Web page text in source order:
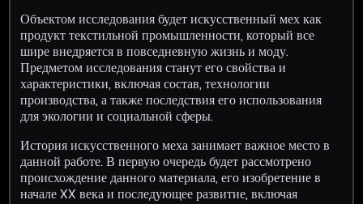
Объектом исследования будет искусственный мех как
продукт текстильной промышленности, который все
шире внедряется в повседневную жизнь и моду.
Предметом исследования станут его свойства и
характеристики, включая состав, технологии
производства, а также последствия его использования
для экологии и социальной сферы.
История искусственного меха занимает важное место в
данной работе. В первую очередь будет рассмотрено
происхождение данного материала, его изобретение в
начале XX века и последующее развитие, включая